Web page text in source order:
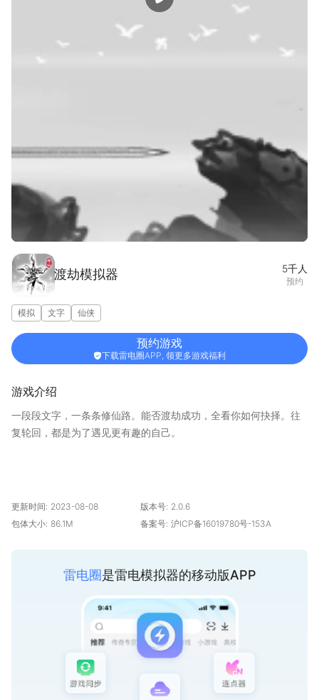
宣传片 图集(1/5)
渡劫模拟器 5千人
预约
模拟 文字 仙侠
预约游戏
下载雷电圈APP, 领更多游戏福利
游戏介绍
一段段文字，一条条修仙路。能否渡劫成功，全看你如何抉择。往
复轮回，都是为了遇见更有趣的自己。
更新时间: 2023-08-08 版本号: 2.0.6
包体大小: 86.1M 备案号: 沪ICP备16019780号-153A
雷电圈是雷电模拟器的移动版APP